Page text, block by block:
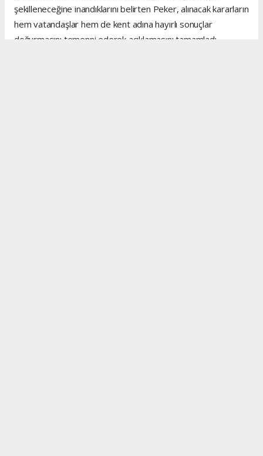
şekilleneceğine inandıklarını belirten Peker, alınacak kararların
hem vatandaşlar hem de kent adına hayırlı sonuçlar
doğurmasını temenni ederek açıklamasını tamamladı.